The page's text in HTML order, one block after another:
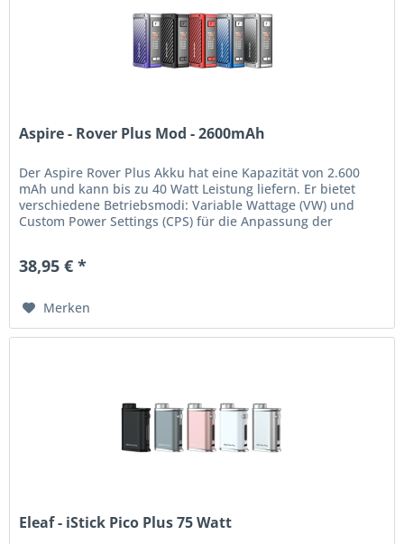
Aspire - Rover Plus Mod - 2600mAh
Der Aspire Rover Plus Akku hat eine Kapazität von 2.600
mAh und kann bis zu 40 Watt Leistung liefern. Er bietet
verschiedene Betriebsmodi: Variable Wattage (VW) und
Custom Power Settings (CPS) für die Anpassung der
38,95 € *
Merken
Eleaf - iStick Pico Plus 75 Watt